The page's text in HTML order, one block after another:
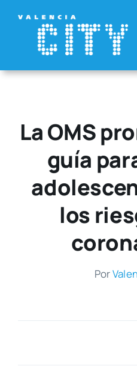
contenido
La OMS
guía
los
Por